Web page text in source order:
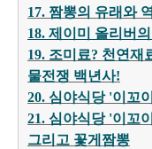
17. 짬뽕의 유래와
18. 제이미 올리버
19. 조미료? 천연재
물전쟁 백년사!
20. 심야식당 '이꼬
21. 심야식당 '이꼬
그리고 꽃게짬뽕